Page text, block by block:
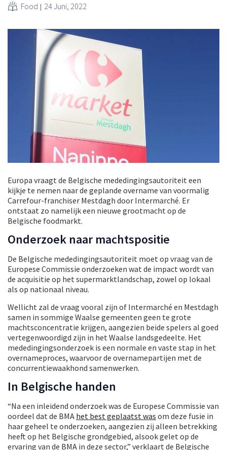
Food 24 Juni, 2022
Europa vraagt de Belgische mededingingsautoriteit een
kijkje te nemen naar de geplande overname van voormalig
Carrefour-franchiser Mestdagh door Intermarché. Er
ontstaat zo namelijk een nieuwe grootmacht op de
Belgische foodmarkt.
Onderzoek naar machtspositie
De Belgische mededingingsautoriteit moet op vraag van de
Europese Commissie onderzoeken wat de impact wordt van
de acquisitie op het supermarktlandschap, zowel op lokaal
als op nationaal niveau.
Wellicht zal de vraag vooral zijn of Intermarché en Mestdagh
samen in sommige Waalse gemeenten geen te grote
machtsconcentratie krijgen, aangezien beide spelers al goed
vertegenwoordigd zijn in het Waalse landsgedeelte. Het
mededingingsonderzoek is een normale en vaste stap in het
overnameproces, waarvoor de overnamepartijen met de
concurrentiewaakhond samenwerken.
In Belgische handen
“Na een inleidend onderzoek was de Europese Commissie van
oordeel dat de BMA het best geplaatst was om deze fusie in
haar geheel te onderzoeken, aangezien zij alleen betrekking
heeft op het Belgische grondgebied, alsook gelet op de
ervaring van de BMA in deze sector,” verklaart de Belgische